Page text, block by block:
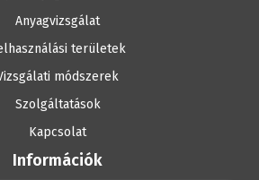
Anyagvizsgálat
területek
módszerek
Szolgáltatások
Kapcsolat
Információk